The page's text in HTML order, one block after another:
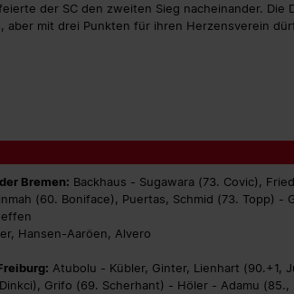
der SC den zweiten Sieg nacheinander. Die
aber mit drei Punkten für ihren Herzensverein
Bremen: Backhaus - Sugawara (73. Covic),
(60. Boniface), Puertas, Schmid (73. Topp) -
Hansen-Aaröen, Alvero
Atubolu - Kübler, Ginter, Lienhart (90.+1,
Grifo (69. Scherhant) - Höler - Adamu (85.,